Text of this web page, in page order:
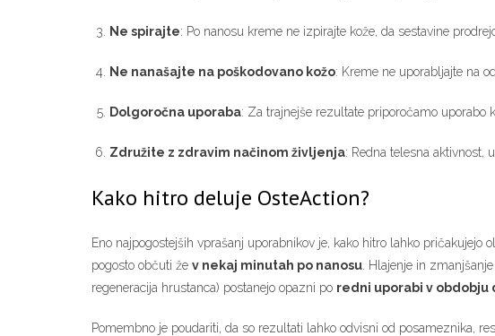
Ne spirajte: Po nanosu kreme ne izpirajte kože, da sestavine
Ne nanašajte na poškodovano kožo: Kreme ne uporabljajte na
Dolgoročna uporaba: Za trajnejše rezultate priporočamo
Združite z zdravim načinom življenja: Redna telesna aktivnost,
Kako hitro deluje OsteAction?
Eno najpogostejših vprašanj uporabnikov je, kako hitro lahko
pogosto občuti že v nekaj minutah po nanosu . Hlajenje in
regeneracija hrustanca) postanejo opazni po redni uporabi v
Pomembno je poudariti, da so rezultati lahko odvisni od posameznika,